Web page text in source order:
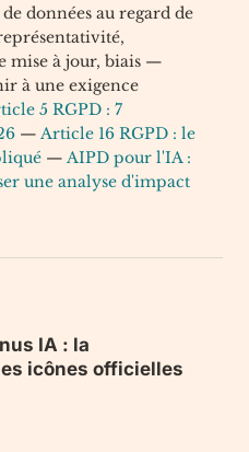
données au regard de
mise à jour, biais —
à une exigence
5 RGPD : 7
— Article 16 RGPD : le
— AIPD pour l'IA :
une analyse d'impact
IA : la
icônes officielles